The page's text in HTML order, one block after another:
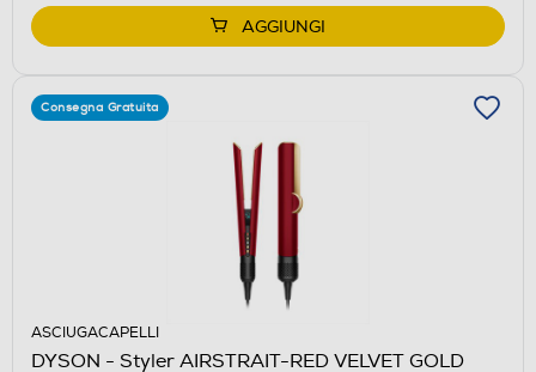
AGGIUNGI
Consegna Gratuita
ASCIUGACAPELLI
DYSON - Styler AIRSTRAIT-RED VELVET GOLD